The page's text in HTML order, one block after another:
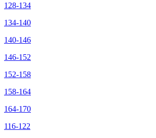
128-134
134-140
140-146
146-152
152-158
158-164
164-170
116-122